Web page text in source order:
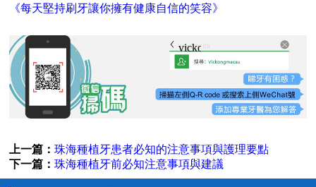
《每天堅持刷牙讓你擁有健康自信的笑容》
vickongmacau
上一篇：珠海種植牙患者必知的注意事項與護理要點
下一篇：珠海種植牙前必知注意事項與建議